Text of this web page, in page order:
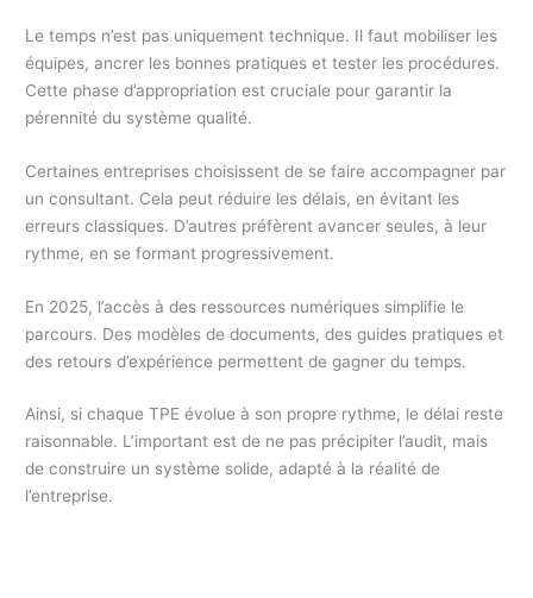
Le temps n’est pas uniquement technique. Il faut mobiliser les
équipes, ancrer les bonnes pratiques et tester les procédures.
Cette phase d’appropriation est cruciale pour garantir la
pérennité du système qualité.
Certaines entreprises choisissent de se faire accompagner par
un consultant. Cela peut réduire les délais, en évitant les
erreurs classiques. D’autres préfèrent avancer seules, à leur
rythme, en se formant progressivement.
En 2025, l’accès à des ressources numériques simplifie le
parcours. Des modèles de documents, des guides pratiques et
des retours d’expérience permettent de gagner du temps.
Ainsi, si chaque TPE évolue à son propre rythme, le délai reste
raisonnable. L’important est de ne pas précipiter l’audit, mais
de construire un système solide, adapté à la réalité de
l’entreprise.